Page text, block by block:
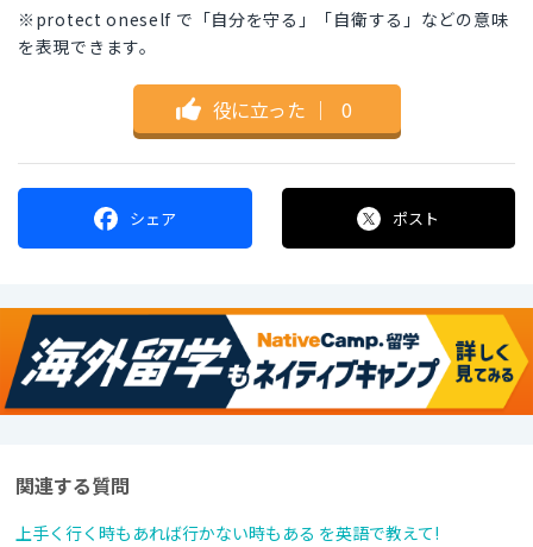
※protect oneself で「自分を守る」「自衛する」などの意味
を表現できます。
役に立った ｜ 0
シェア ポスト
関連する質問
上手く行く時もあれば行かない時もある を英語で教えて!